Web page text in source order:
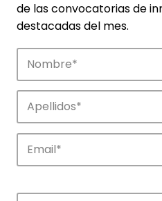
Empresas
Descubre las
innovación en los
de las convocatorias de
destacadas del mes.